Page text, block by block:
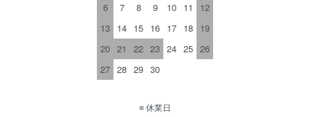
6
7 8 9 10 11
12
13 14 15 16 17 18 19
20 21 22 23 24 25 26
27 28 29 30
■休業日